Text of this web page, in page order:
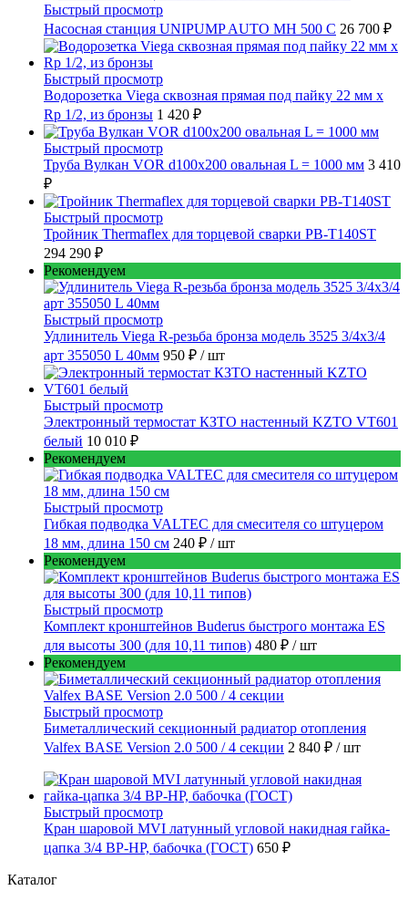
Быстрый просмотр
Насосная станция UNIPUMP AUTO MH 500 С 26 700 ₽
Быстрый просмотр
Водорозетка Viega сквозная прямая под пайку 22 мм х
Rp 1/2, из бронзы 1 420 ₽
Быстрый просмотр
Труба Вулкан VOR d100x200 овальная L = 1000 мм 3 410
₽
Быстрый просмотр
Тройник Thermaflex для торцевой сварки PB-T140ST
294 290 ₽
Рекомендуем
Быстрый просмотр
Удлинитель Viega R-резьба бронза модель 3525 3/4x3/4
арт 355050 L 40мм 950 ₽ / шт
Быстрый просмотр
Электронный термостат КЗТО настенный KZTO VT601
белый 10 010 ₽
Рекомендуем
Быстрый просмотр
Гибкая подводка VALTEC для смесителя со штуцером
18 мм, длина 150 см 240 ₽ / шт
Рекомендуем
Быстрый просмотр
Комплект кронштейнов Buderus быстрого монтажа ES
для высоты 300 (для 10,11 типов) 480 ₽ / шт
Рекомендуем
Быстрый просмотр
Биметаллический секционный радиатор отопления
Valfex BASE Version 2.0 500 / 4 секции 2 840 ₽ / шт
Быстрый просмотр
Кран шаровой MVI латунный угловой накидная гайка-
цапка 3/4 ВР-НР, бабочка (ГОСТ) 650 ₽
Каталог